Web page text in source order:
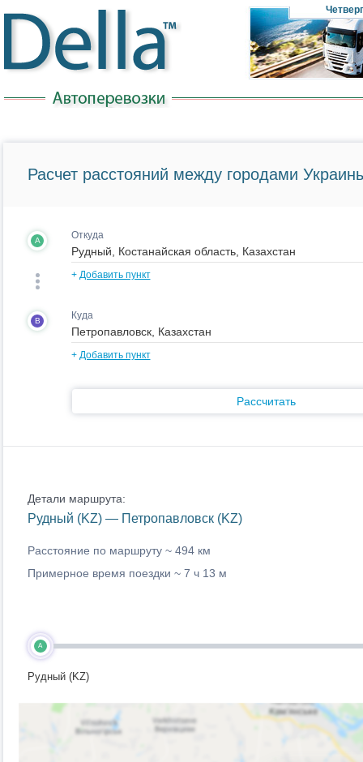
Четверг
Расчет расстояний между городами
A Откуда
+ Добавить пункт
B Куда
+ Добавить пункт
Рассчитать
Детали маршрута:
Рудный (KZ) — Петропавловск (KZ)
Расстояние по маршруту ~ 494 км
Примерное время поездки ~ 7 ч 13 м
A
Рудный (KZ)